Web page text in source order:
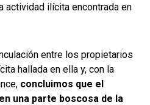
actividad ilícita encontrada en
entre los propietarios
hallada en ella y, con la
concluimos que el
una parte boscosa de la